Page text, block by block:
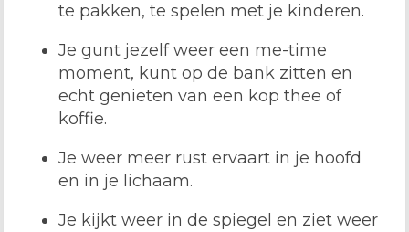
te pakken, te spelen met je kinderen.
Je gunt jezelf weer een me-time
moment, kunt op de bank zitten en
echt genieten van een kop thee of
koffie.
Je weer meer rust ervaart in je hoofd
en in je lichaam.
Je kijkt weer in de spiegel en ziet weer